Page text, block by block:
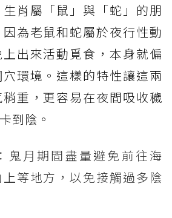
肖屬「鼠」與「蛇」的朋
為老鼠和蛇屬於夜行性動
出來活動覓食，本身就偏
環境。這樣的特性讓這兩
重，更容易在夜間吸收穢
到陰。
鬼月期間盡量避免前往海
等地方，以免接觸過多陰